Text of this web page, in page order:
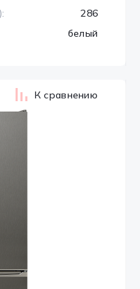
286
белый
К сравнению